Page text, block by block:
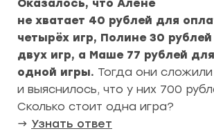
Оказалось, что Алёне
не хватает 40 рублей для
четырёх игр, Полине 30
двух игр, а Маше 77 рублей
одной игры. Тогда они сложили
и выяснилось, что у них 700
Сколько стоит одна игра?
→ Узнать ответ